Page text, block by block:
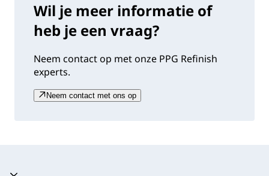
Wil je meer informatie of
heb je een vraag?
Neem contact op met onze PPG Refinish
experts.
Neem contact met ons op